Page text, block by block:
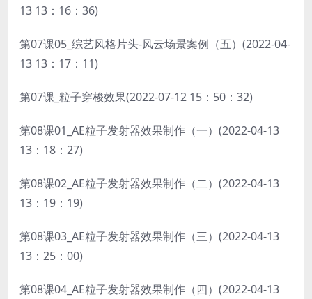
13 13：16：36)
第07课05_综艺风格片头-风云场景案例（五）(2022-04-
13 13：17：11)
第07课_粒子穿梭效果(2022-07-12 15：50：32)
第08课01_AE粒子发射器效果制作（一）(2022-04-13
13：18：27)
第08课02_AE粒子发射器效果制作（二）(2022-04-13
13：19：19)
第08课03_AE粒子发射器效果制作（三）(2022-04-13
13：25：00)
第08课04_AE粒子发射器效果制作（四）(2022-04-13